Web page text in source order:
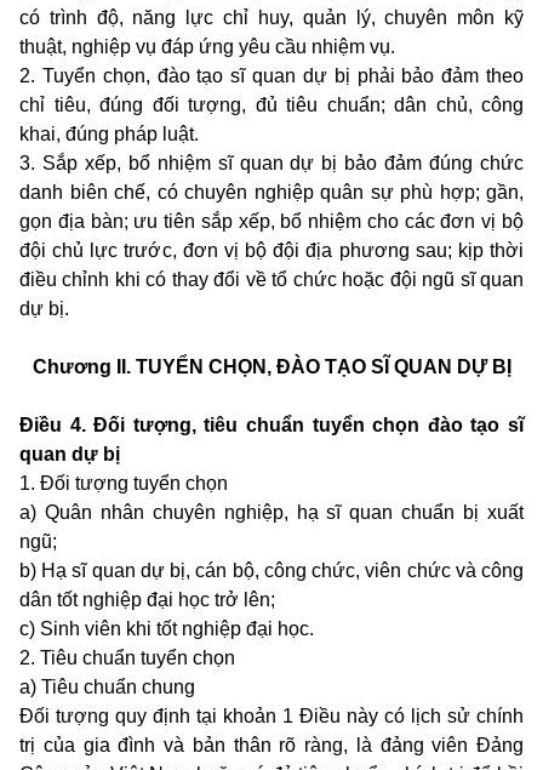
có trình độ, năng lực chỉ huy, quản lý, chuyên môn kỹ
thuật, nghiệp vụ đáp ứng yêu cầu nhiệm vụ.
2. Tuyển chọn, đào tạo sĩ quan dự bị phải bảo đảm theo
chỉ tiêu, đúng đối tượng, đủ tiêu chuẩn; dân chủ, công
khai, đúng pháp luật.
3. Sắp xếp, bổ nhiệm sĩ quan dự bị bảo đảm đúng chức
danh biên chế, có chuyên nghiệp quân sự phù hợp; gần,
gọn địa bàn; ưu tiên sắp xếp, bổ nhiệm cho các đơn vị bộ
đội chủ lực trước, đơn vị bộ đội địa phương sau; kịp thời
điều chỉnh khi có thay đổi về tổ chức hoặc đội ngũ sĩ quan
dự bị.
Chương II. TUYỂN CHỌN, ĐÀO TẠO SĨ QUAN DỰ BỊ
Điều 4. Đối tượng, tiêu chuẩn tuyển chọn đào tạo sĩ
quan dự bị
1. Đối tượng tuyển chọn
a) Quân nhân chuyên nghiệp, hạ sĩ quan chuẩn bị xuất
ngũ;
b) Hạ sĩ quan dự bị, cán bộ, công chức, viên chức và công
dân tốt nghiệp đại học trở lên;
c) Sinh viên khi tốt nghiệp đại học.
2. Tiêu chuẩn tuyển chọn
a) Tiêu chuẩn chung
Đối tượng quy định tại khoản 1 Điều này có lịch sử chính
trị của gia đình và bản thân rõ ràng, là đảng viên Đảng